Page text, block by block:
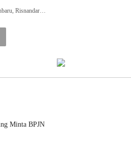
Risnandar…
Minta BPJN